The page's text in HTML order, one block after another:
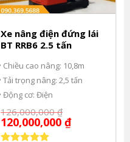
Xe nâng điện đứng lái
BT RRB6 2.5 tấn
Chiều cao nâng: 10,8m
Tải trọng nâng: 2,5 tấn
Động cơ: Điện
126,000,000₫
120,000,000 ₫